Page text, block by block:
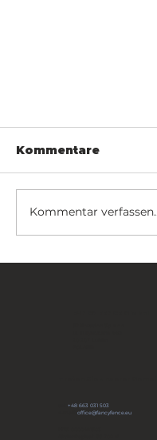
Kommentare
Kommentar
tel:+48 663 031 503
e-mail:office@fancyfence.eu